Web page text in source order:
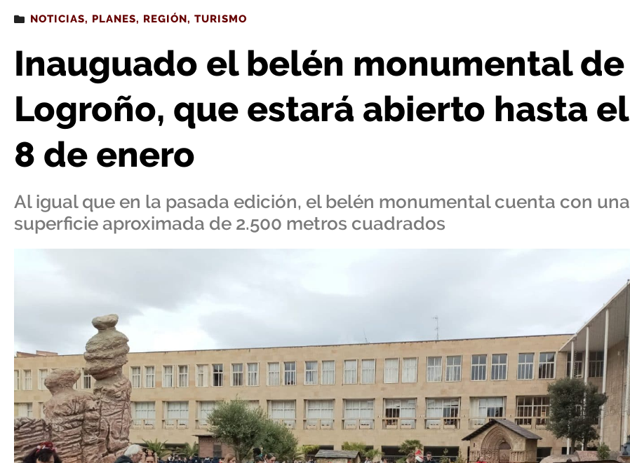
NOTICIAS, PLANES, REGIÓN, TURISMO
Inauguado el belén monumental de
Logroño, que estará abierto hasta el
8 de enero
Al igual que en la pasada edición, el belén monumental cuenta con una
superficie aproximada de 2.500 metros cuadrados